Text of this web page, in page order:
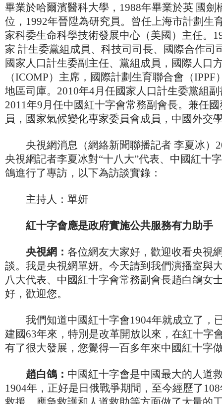
畢業於哈爾濱醫科大學，1988年畢業於英 國劍
位，1992年晉陞為研究員。曾任上海市計劃生
家科委生命科學技術發展中心（美國）主任。
家 計生委黨組成員、科技司司長、國際合作司
國家人口計生委副主任、黨組成員，國際人口
（ICOMP）主席，國際計劃生育聯合會（IPPF
地區司庫。2010年4月任國家人口計生委黨組
2011年9月任中國紅十字會常務副會長。兼任
員，國家氣候變化專家委員會成員，中國外交
央視網消息（網絡新聞聯播記者 李夏冰）
央視網記者李夏冰對“十八大”代表、中國紅十
鴿進行了專訪，以下為訪談實錄：
主持人：單妍
紅十字會應是政府實施公共服務有力助手
央視網： 各位網友大家好，歡迎收看央視
談。我是央視網單妍。今天請到我們演播室與
八大代表、中國紅十字會常務副會長趙白鴿女
好，歡迎您。
我們知道中國紅十字會1904年就成立了，
建國63年來，特別是改革開放以來，在紅十字
有了很大發展，您覺得一百多年來中國紅十字
趙白鴿： 中國紅十字會是中國最大的人道
1904年，正好是日俄戰爭期間，至今經歷了